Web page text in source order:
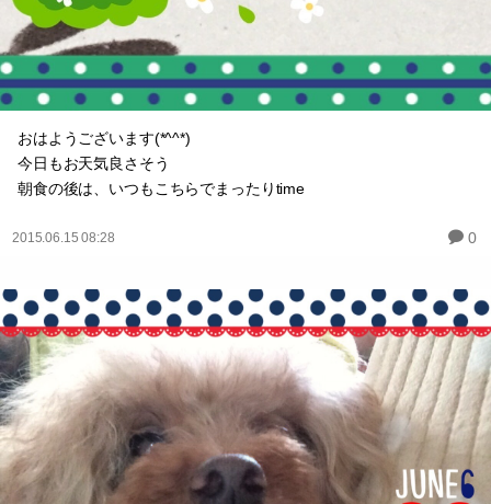
おはようございます(*^^*)
今日もお天気良さそう
朝食の後は、いつもこちらでまったりtime
2015.06.15 08:28 0